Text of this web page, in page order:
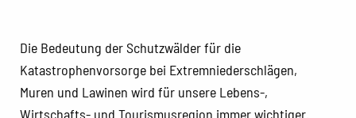
Die Bedeutung der Schutzwälder für die
Katastrophenvorsorge bei Extremniederschlägen,
Muren und Lawinen wird für unsere Lebens-,
Wirtschafts- und Tourismusregion immer wichtiger.